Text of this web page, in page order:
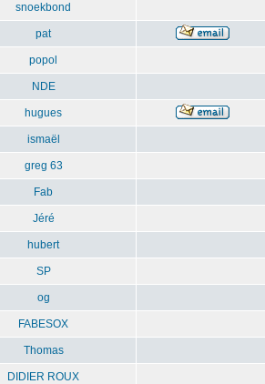
snoekbond
pat
popol
NDE
hugues
ismaël
greg 63
Fab
Jéré
hubert
SP
og
FABESOX
Thomas
DIDIER ROUX